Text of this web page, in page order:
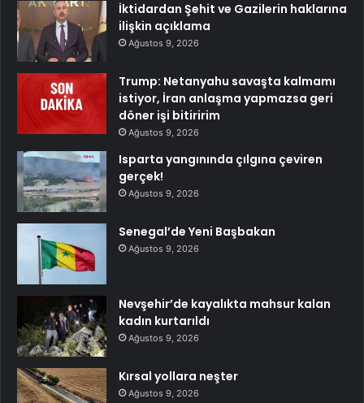
İktidardan Şehit ve Gazilerin haklarına
ilişkin açıklama
Ağustos 9, 2026
Trump: Netanyahu savaşta kalmamı
istiyor, İran anlaşma yapmazsa geri
döner işi bitiririm
Ağustos 9, 2026
Isparta yangınında çılgına çeviren
gerçek!
Ağustos 9, 2026
Senegal’de Yeni Başbakan
Ağustos 9, 2026
Nevşehir’de kayalıkta mahsur kalan
kadın kurtarıldı
Ağustos 9, 2026
Kırsal yollara neşter
Ağustos 9, 2026